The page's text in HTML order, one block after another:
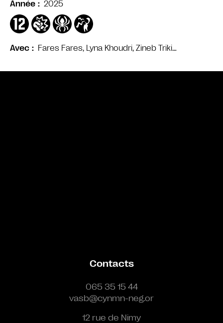
Avec Fares Fares, Lyna Khoudri, Zineb Triki…
Année
2025
Contacts
065 35 15 44
vasb@cynmn-neg.or
12 rue de Nimy